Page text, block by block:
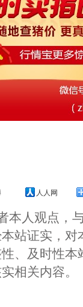
人人网
本人观点，
站证实，
、及时性
相关内容。